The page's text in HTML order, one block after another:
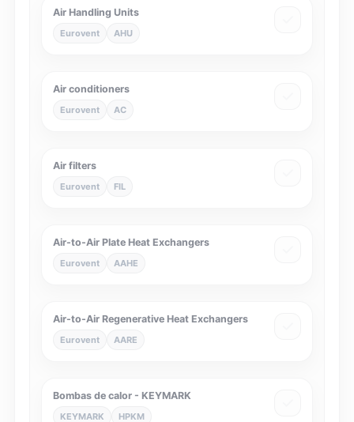
Air Handling Units
Eurovent AHU
Air conditioners
Eurovent AC
Air filters
Eurovent FIL
Air-to-Air Plate Heat Exchangers
Eurovent AAHE
Air-to-Air Regenerative Heat Exchangers
Eurovent AARE
Bombas de calor - KEYMARK
KEYMARK HPKM